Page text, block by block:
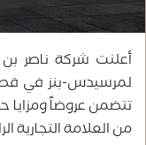
ت
ر
و
ن
ي
أعلنت شركة ناصر بن
لمرسيدس-بنز في
تتضمن عروضاً
من العلامة التجارية